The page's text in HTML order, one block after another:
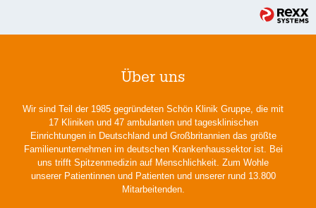
Über uns
Wir sind Teil der 1985 gegründeten Schön Klinik Gruppe, die mit
17 Kliniken und 47 ambulanten und tagesklinischen
Einrichtungen in Deutschland und Großbritannien das größte
Familienunternehmen im deutschen Krankenhaussektor ist. Bei
uns trifft Spitzenmedizin auf Menschlichkeit. Zum Wohle
unserer Patientinnen und Patienten und unserer rund 13.800
Mitarbeitenden.